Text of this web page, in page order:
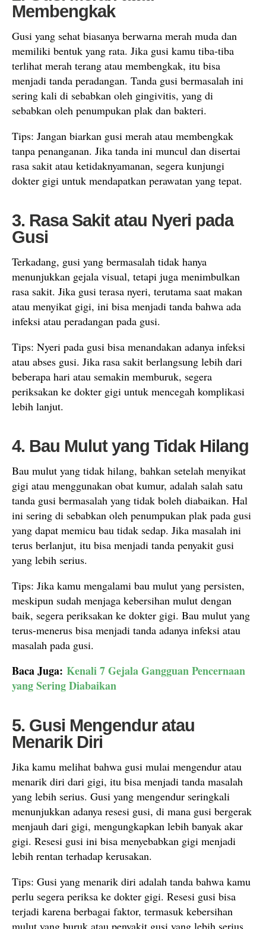
Membengkak
Gusi yang sehat biasanya berwarna merah muda dan
memiliki bentuk yang rata. Jika gusi kamu tiba-tiba
terlihat merah terang atau membengkak, itu bisa
menjadi tanda peradangan. Tanda gusi bermasalah ini
sering kali di sebabkan oleh gingivitis, yang di
sebabkan oleh penumpukan plak dan bakteri.
Tips: Jangan biarkan gusi merah atau membengkak
tanpa penanganan. Jika tanda ini muncul dan disertai
rasa sakit atau ketidaknyamanan, segera kunjungi
dokter gigi untuk mendapatkan perawatan yang tepat.
3. Rasa Sakit atau Nyeri pada
Gusi
Terkadang, gusi yang bermasalah tidak hanya
menunjukkan gejala visual, tetapi juga menimbulkan
rasa sakit. Jika gusi terasa nyeri, terutama saat makan
atau menyikat gigi, ini bisa menjadi tanda bahwa ada
infeksi atau peradangan pada gusi.
Tips: Nyeri pada gusi bisa menandakan adanya infeksi
atau abses gusi. Jika rasa sakit berlangsung lebih dari
beberapa hari atau semakin memburuk, segera
periksakan ke dokter gigi untuk mencegah komplikasi
lebih lanjut.
4. Bau Mulut yang Tidak Hilang
Bau mulut yang tidak hilang, bahkan setelah menyikat
gigi atau menggunakan obat kumur, adalah salah satu
tanda gusi bermasalah yang tidak boleh diabaikan. Hal
ini sering di sebabkan oleh penumpukan plak pada gusi
yang dapat memicu bau tidak sedap. Jika masalah ini
terus berlanjut, itu bisa menjadi tanda penyakit gusi
yang lebih serius.
Tips: Jika kamu mengalami bau mulut yang persisten,
meskipun sudah menjaga kebersihan mulut dengan
baik, segera periksakan ke dokter gigi. Bau mulut yang
terus-menerus bisa menjadi tanda adanya infeksi atau
masalah pada gusi.
Baca Juga: Kenali 7 Gejala Gangguan Pencernaan
yang Sering Diabaikan
5. Gusi Mengendur atau
Menarik Diri
Jika kamu melihat bahwa gusi mulai mengendur atau
menarik diri dari gigi, itu bisa menjadi tanda masalah
yang lebih serius. Gusi yang mengendur seringkali
menunjukkan adanya resesi gusi, di mana gusi bergerak
menjauh dari gigi, mengungkapkan lebih banyak akar
gigi. Resesi gusi ini bisa menyebabkan gigi menjadi
lebih rentan terhadap kerusakan.
Tips: Gusi yang menarik diri adalah tanda bahwa kamu
perlu segera periksa ke dokter gigi. Resesi gusi bisa
terjadi karena berbagai faktor, termasuk kebersihan
mulut yang buruk atau penyakit gusi yang lebih serius.